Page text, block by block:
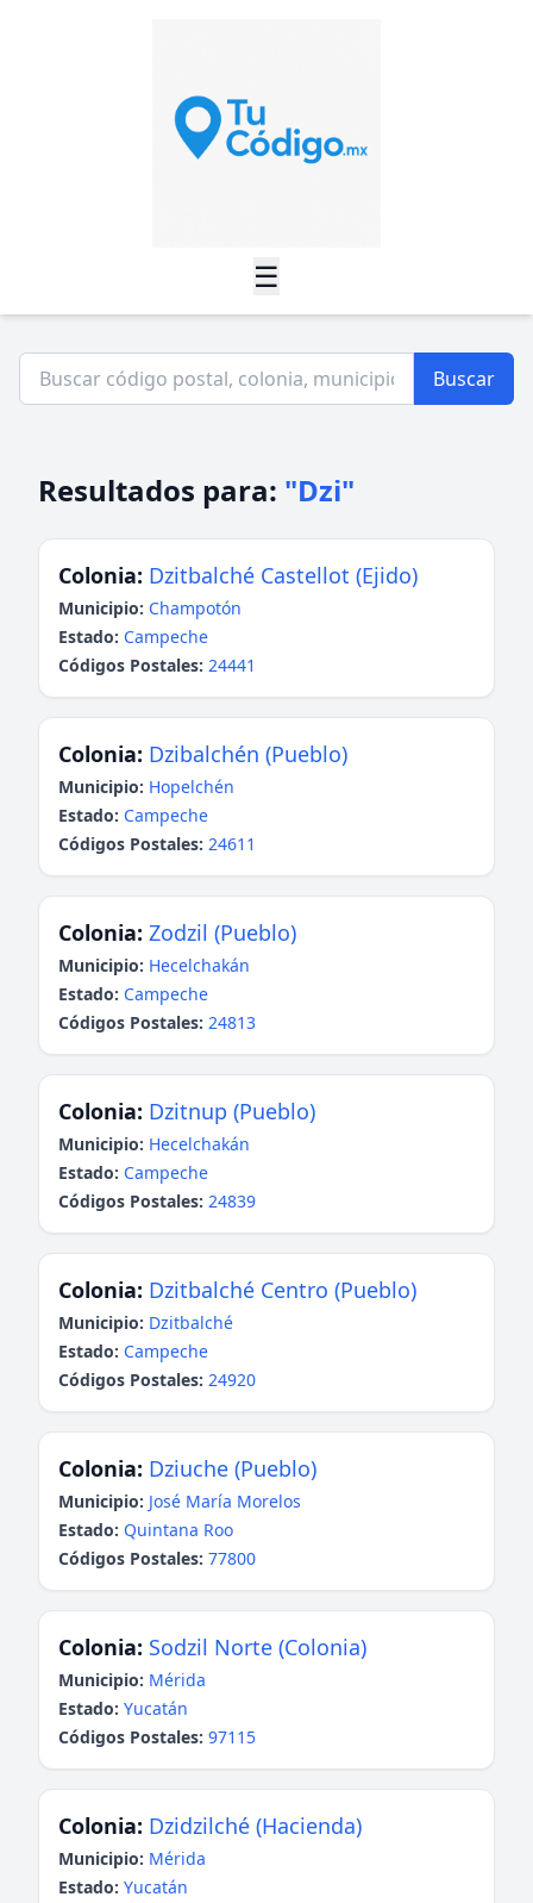
☰
Buscar
Resultados para: "Dzi"
Colonia: Dzitbalché Castellot (Ejido)
Municipio: Champotón
Estado: Campeche
Códigos Postales: 24441
Colonia: Dzibalchén (Pueblo)
Municipio: Hopelchén
Estado: Campeche
Códigos Postales: 24611
Colonia: Zodzil (Pueblo)
Municipio: Hecelchakán
Estado: Campeche
Códigos Postales: 24813
Colonia: Dzitnup (Pueblo)
Municipio: Hecelchakán
Estado: Campeche
Códigos Postales: 24839
Colonia: Dzitbalché Centro (Pueblo)
Municipio: Dzitbalché
Estado: Campeche
Códigos Postales: 24920
Colonia: Dziuche (Pueblo)
Municipio: José María Morelos
Estado: Quintana Roo
Códigos Postales: 77800
Colonia: Sodzil Norte (Colonia)
Municipio: Mérida
Estado: Yucatán
Códigos Postales: 97115
Colonia: Dzidzilché (Hacienda)
Municipio: Mérida
Estado: Yucatán